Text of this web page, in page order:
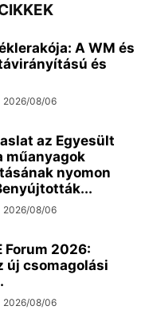
A WM és
és
2026/08/06
az Egyesült
műanyagok
nyomon
2026/08/06
Forum 2026:
új csomagolási
2026/08/06